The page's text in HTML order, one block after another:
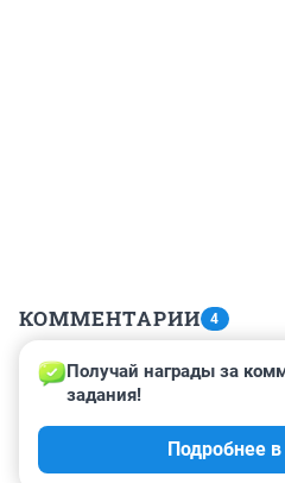
КОММЕНТАРИИ 4
Гость
12 октября 2024, 23:02
Безобразие от
Получай награды за
задания!
Подробнее